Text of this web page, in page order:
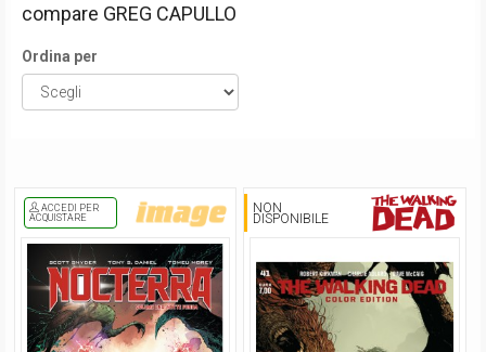
compare GREG CAPULLO
Ordina per
ACCEDI PER
ACQUISTARE
NON
DISPONIBILE